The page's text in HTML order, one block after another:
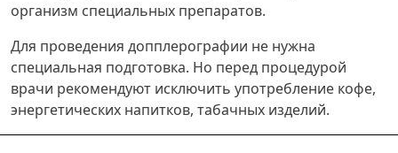
организм специальных препаратов.
Для проведения допплерографии не нужна
специальная подготовка. Но перед процедурой
врачи рекомендуют исключить употребление кофе,
энергетических напитков, табачных изделий.